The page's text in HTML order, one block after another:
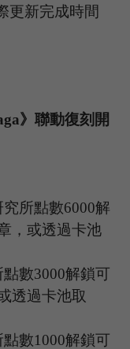
更新完成時間
》聯動復刻開
究所點數6000解
，或透過卡池
點數3000解鎖可
透過卡池取
點數1000解鎖可